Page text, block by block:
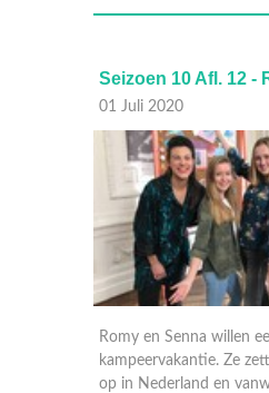
Seizoen 10 Afl. 11
24 Juni 2020
Beste vriendinnen
jaren met hun vaders
zijn groot